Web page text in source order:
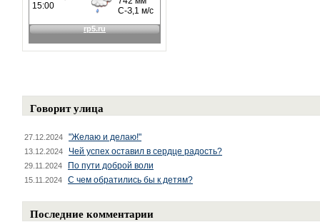
Говорит улица
27.12.2024 "Желаю и делаю!"
13.12.2024 Чей успех оставил в сердце радость?
29.11.2024 По пути доброй воли
15.11.2024 С чем обратились бы к детям?
Последние комментарии